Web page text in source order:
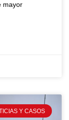
mayor
Y CASOS